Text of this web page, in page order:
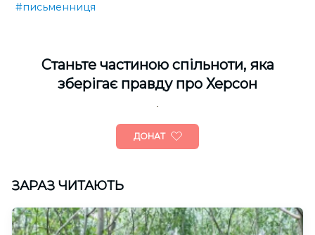
#письменниця
Cтаньте частиною спільноти, яка
зберігає правду про Херсон
ДОНАТ
ЗАРАЗ ЧИТАЮТЬ